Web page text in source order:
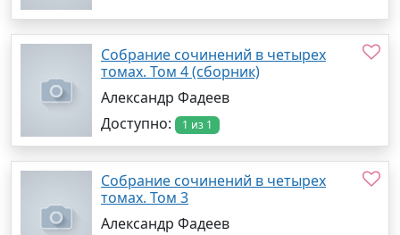
Собрание сочинений в четырех
томах. Том 4 (сборник)
Александр Фадеев
Доступно:
1 из 1
Собрание сочинений в четырех
томах. Том 3
Александр Фадеев